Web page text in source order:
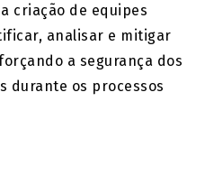
criação de equipes
analisar e mitigar
a segurança dos
durante os processos